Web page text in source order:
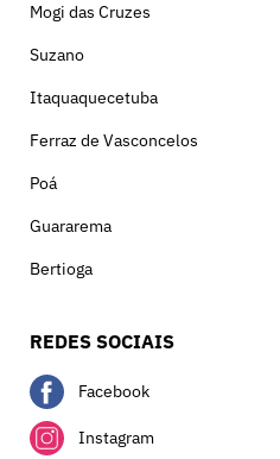
Mogi das Cruzes
Suzano
Itaquaquecetuba
Ferraz de Vasconcelos
Poá
Guararema
Bertioga
REDES SOCIAIS
Facebook
Instagram